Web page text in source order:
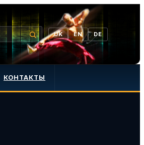
UK EN DE
КОНТАКТЫ